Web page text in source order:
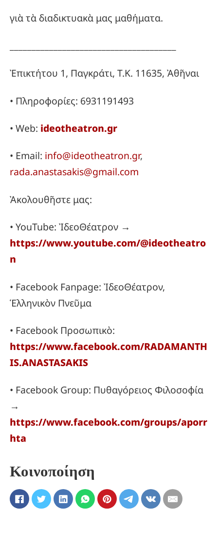
γιὰ τὰ διαδικτυακὰ μας μαθήματα.
Ἐπικτήτου 1, Παγκράτι, Τ.Κ. 11635, Ἀθῆναι
• Πληροφορίες: 6931191493
• Web: ideotheatron.gr
• Email: info@ideotheatron.gr,
rada.anastasakis@gmail.com
Ἀκολουθῆστε μας:
• YouTube: ἸδεοΘέατρον →
https://www.youtube.com/@ideotheatro
n
• Facebook Fanpage: ἸδεοΘέατρον,
Ἑλληνικὸν Πνεῦμα
• Facebook Προσωπικὸ:
https://www.facebook.com/RADAMANTH
IS.ANASTASAKIS
• Facebook Group: Πυθαγόρειος Φιλοσοφία
→
https://www.facebook.com/groups/aporr
hta
Κοινοποίηση